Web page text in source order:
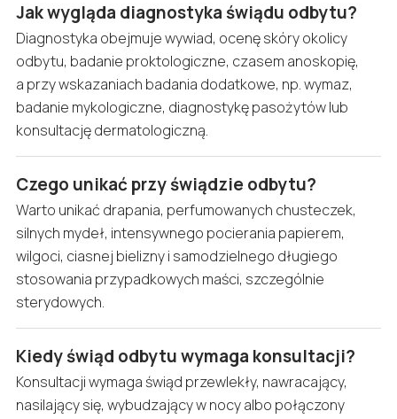
Jak wygląda diagnostyka świądu odbytu?
Diagnostyka obejmuje wywiad, ocenę skóry okolicy
odbytu, badanie proktologiczne, czasem anoskopię,
a przy wskazaniach badania dodatkowe, np. wymaz,
badanie mykologiczne, diagnostykę pasożytów lub
konsultację dermatologiczną.
Czego unikać przy świądzie odbytu?
Warto unikać drapania, perfumowanych chusteczek,
silnych mydeł, intensywnego pocierania papierem,
wilgoci, ciasnej bielizny i samodzielnego długiego
stosowania przypadkowych maści, szczególnie
sterydowych.
Kiedy świąd odbytu wymaga konsultacji?
Konsultacji wymaga świąd przewlekły, nawracający,
nasilający się, wybudzający w nocy albo połączony